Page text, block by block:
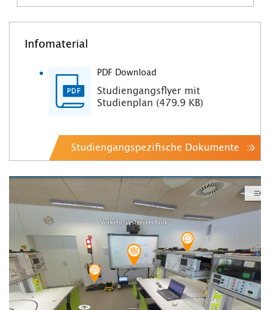
Infomaterial
PDF Download
Studiengangsflyer mit
Studienplan (479.9 KB)
Studiengangspezifische Dokumente